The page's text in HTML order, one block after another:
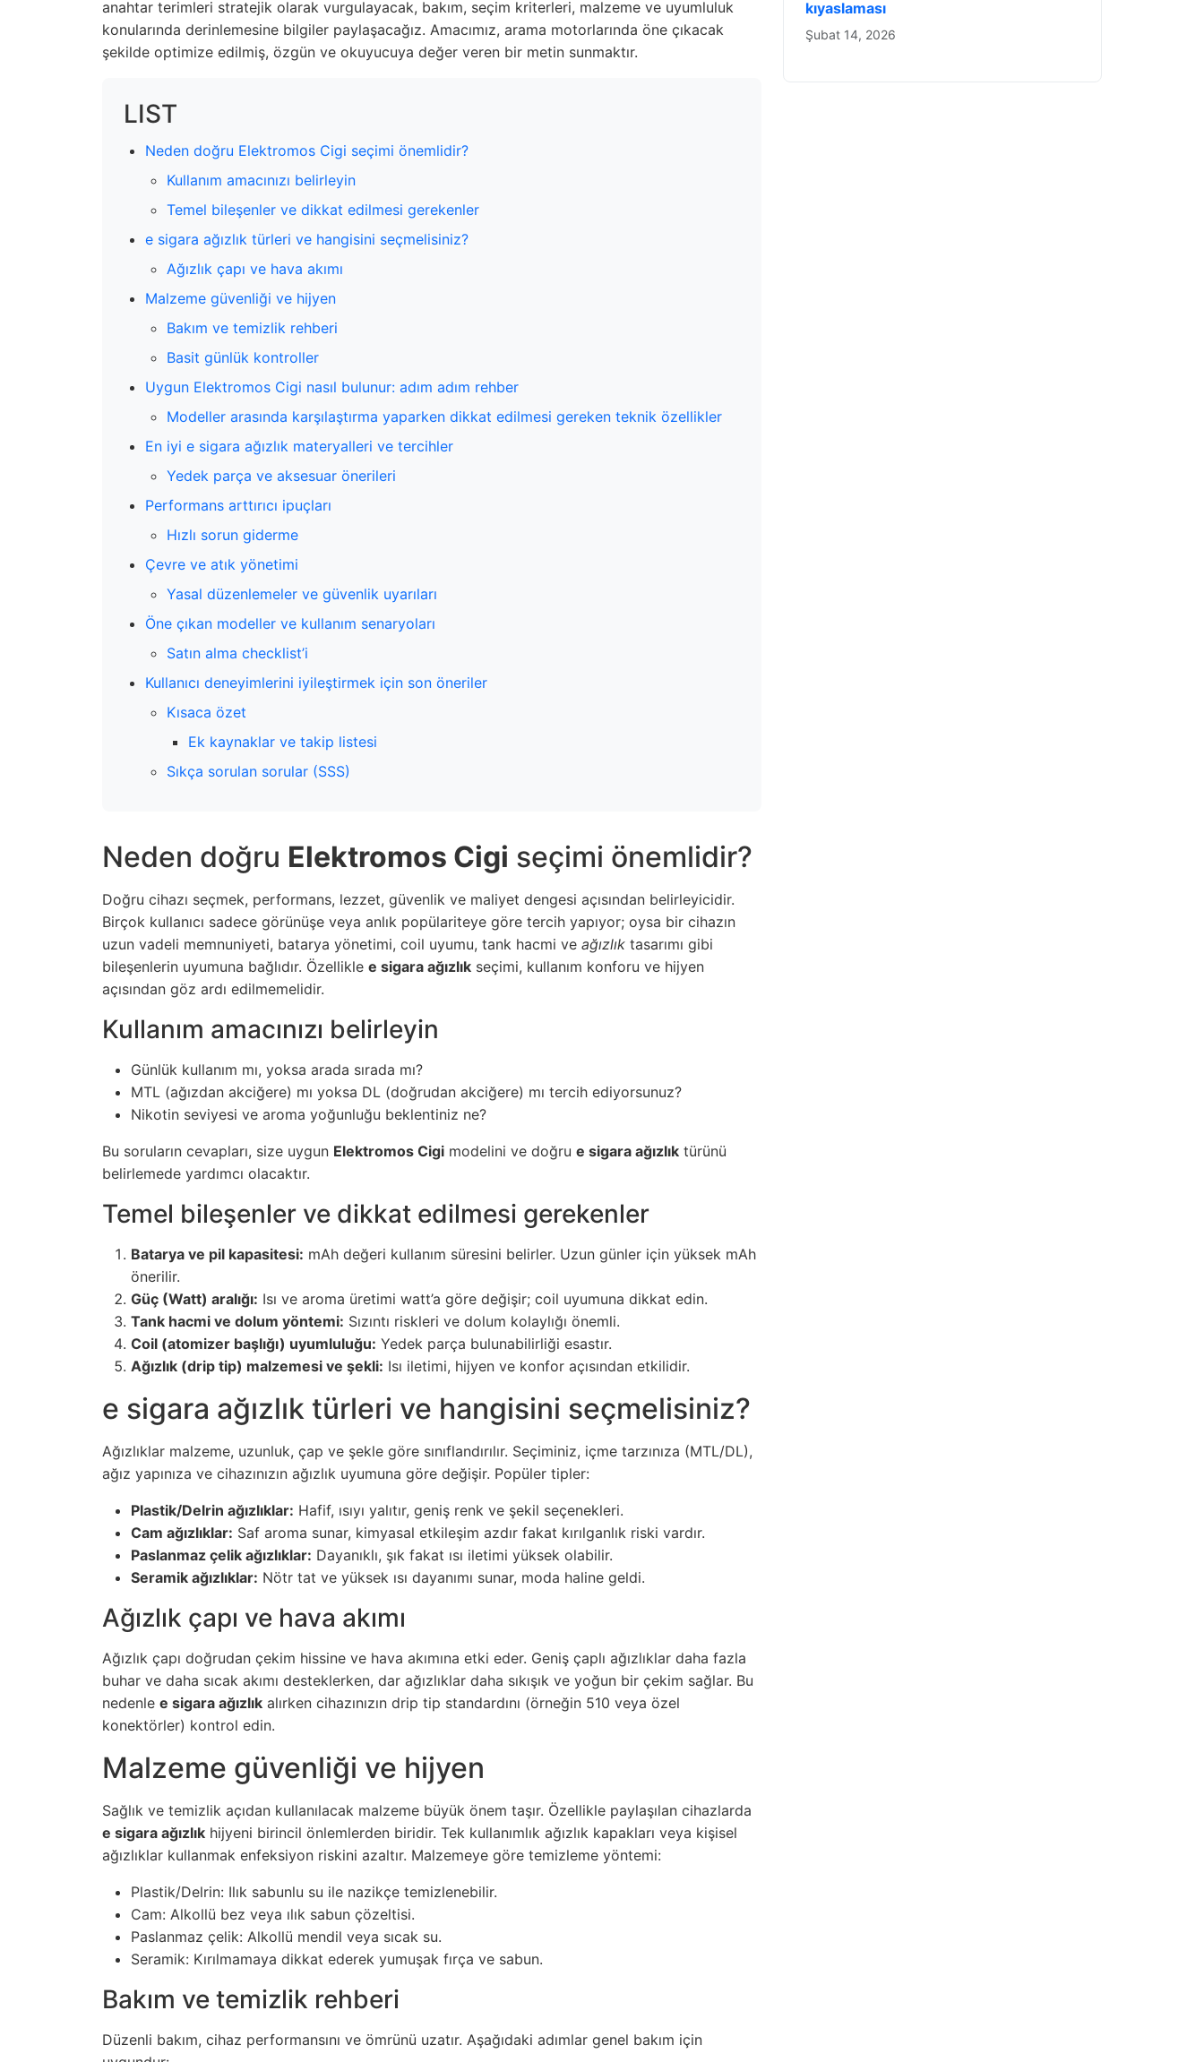
anahtar terimleri stratejik olarak vurgulayacak, bakım, seçim kriterleri, malzeme ve uyumluluk
konularında derinlemesine bilgiler paylaşacağız. Amacımız, arama motorlarında öne çıkacak
şekilde optimize edilmiş, özgün ve okuyucuya değer veren bir metin sunmaktır.
LIST
Neden doğru Elektromos Cigi seçimi önemlidir?
Kullanım amacınızı belirleyin
Temel bileşenler ve dikkat edilmesi gerekenler
e sigara ağızlık türleri ve hangisini seçmelisiniz?
Ağızlık çapı ve hava akımı
Malzeme güvenliği ve hijyen
Bakım ve temizlik rehberi
Basit günlük kontroller
Uygun Elektromos Cigi nasıl bulunur: adım adım rehber
Modeller arasında karşılaştırma yaparken dikkat edilmesi gereken teknik özellikler
En iyi e sigara ağızlık materyalleri ve tercihler
Yedek parça ve aksesuar önerileri
Performans arttırıcı ipuçları
Hızlı sorun giderme
Çevre ve atık yönetimi
Yasal düzenlemeler ve güvenlik uyarıları
Öne çıkan modeller ve kullanım senaryoları
Satın alma checklist’i
Kullanıcı deneyimlerini iyileştirmek için son öneriler
Kısaca özet
Ek kaynaklar ve takip listesi
Sıkça sorulan sorular (SSS)
Neden doğru Elektromos Cigi seçimi önemlidir?
Doğru cihazı seçmek, performans, lezzet, güvenlik ve maliyet dengesi açısından belirleyicidir.
Birçok kullanıcı sadece görünüşe veya anlık popülariteye göre tercih yapıyor; oysa bir cihazın
uzun vadeli memnuniyeti, batarya yönetimi, coil uyumu, tank hacmi ve ağızlık tasarımı gibi
bileşenlerin uyumuna bağlıdır. Özellikle e sigara ağızlık seçimi, kullanım konforu ve hijyen
açısından göz ardı edilmemelidir.
Kullanım amacınızı belirleyin
Günlük kullanım mı, yoksa arada sırada mı?
MTL (ağızdan akciğere) mı yoksa DL (doğrudan akciğere) mı tercih ediyorsunuz?
Nikotin seviyesi ve aroma yoğunluğu beklentiniz ne?
Bu soruların cevapları, size uygun Elektromos Cigi modelini ve doğru e sigara ağızlık türünü
belirlemede yardımcı olacaktır.
Temel bileşenler ve dikkat edilmesi gerekenler
Batarya ve pil kapasitesi: mAh değeri kullanım süresini belirler. Uzun günler için yüksek mAh
önerilir.
Güç (Watt) aralığı: Isı ve aroma üretimi watt’a göre değişir; coil uyumuna dikkat edin.
Tank hacmi ve dolum yöntemi: Sızıntı riskleri ve dolum kolaylığı önemli.
Coil (atomizer başlığı) uyumluluğu: Yedek parça bulunabilirliği esastır.
Ağızlık (drip tip) malzemesi ve şekli: Isı iletimi, hijyen ve konfor açısından etkilidir.
e sigara ağızlık türleri ve hangisini seçmelisiniz?
Ağızlıklar malzeme, uzunluk, çap ve şekle göre sınıflandırılır. Seçiminiz, içme tarzınıza (MTL/DL),
ağız yapınıza ve cihazınızın ağızlık uyumuna göre değişir. Popüler tipler:
Plastik/Delrin ağızlıklar: Hafif, ısıyı yalıtır, geniş renk ve şekil seçenekleri.
Cam ağızlıklar: Saf aroma sunar, kimyasal etkileşim azdır fakat kırılganlık riski vardır.
Paslanmaz çelik ağızlıklar: Dayanıklı, şık fakat ısı iletimi yüksek olabilir.
Seramik ağızlıklar: Nötr tat ve yüksek ısı dayanımı sunar, moda haline geldi.
Ağızlık çapı ve hava akımı
Ağızlık çapı doğrudan çekim hissine ve hava akımına etki eder. Geniş çaplı ağızlıklar daha fazla
buhar ve daha sıcak akımı desteklerken, dar ağızlıklar daha sıkışık ve yoğun bir çekim sağlar. Bu
nedenle e sigara ağızlık alırken cihazınızın drip tip standardını (örneğin 510 veya özel
konektörler) kontrol edin.
Malzeme güvenliği ve hijyen
Sağlık ve temizlik açıdan kullanılacak malzeme büyük önem taşır. Özellikle paylaşılan cihazlarda
e sigara ağızlık hijyeni birincil önlemlerden biridir. Tek kullanımlık ağızlık kapakları veya kişisel
ağızlıklar kullanmak enfeksiyon riskini azaltır. Malzemeye göre temizleme yöntemi:
Plastik/Delrin: Ilık sabunlu su ile nazikçe temizlenebilir.
Cam: Alkollü bez veya ılık sabun çözeltisi.
Paslanmaz çelik: Alkollü mendil veya sıcak su.
Seramik: Kırılmamaya dikkat ederek yumuşak fırça ve sabun.
Bakım ve temizlik rehberi
Düzenli bakım, cihaz performansını ve ömrünü uzatır. Aşağıdaki adımlar genel bakım için
kıyaslaması
Şubat 14, 2026